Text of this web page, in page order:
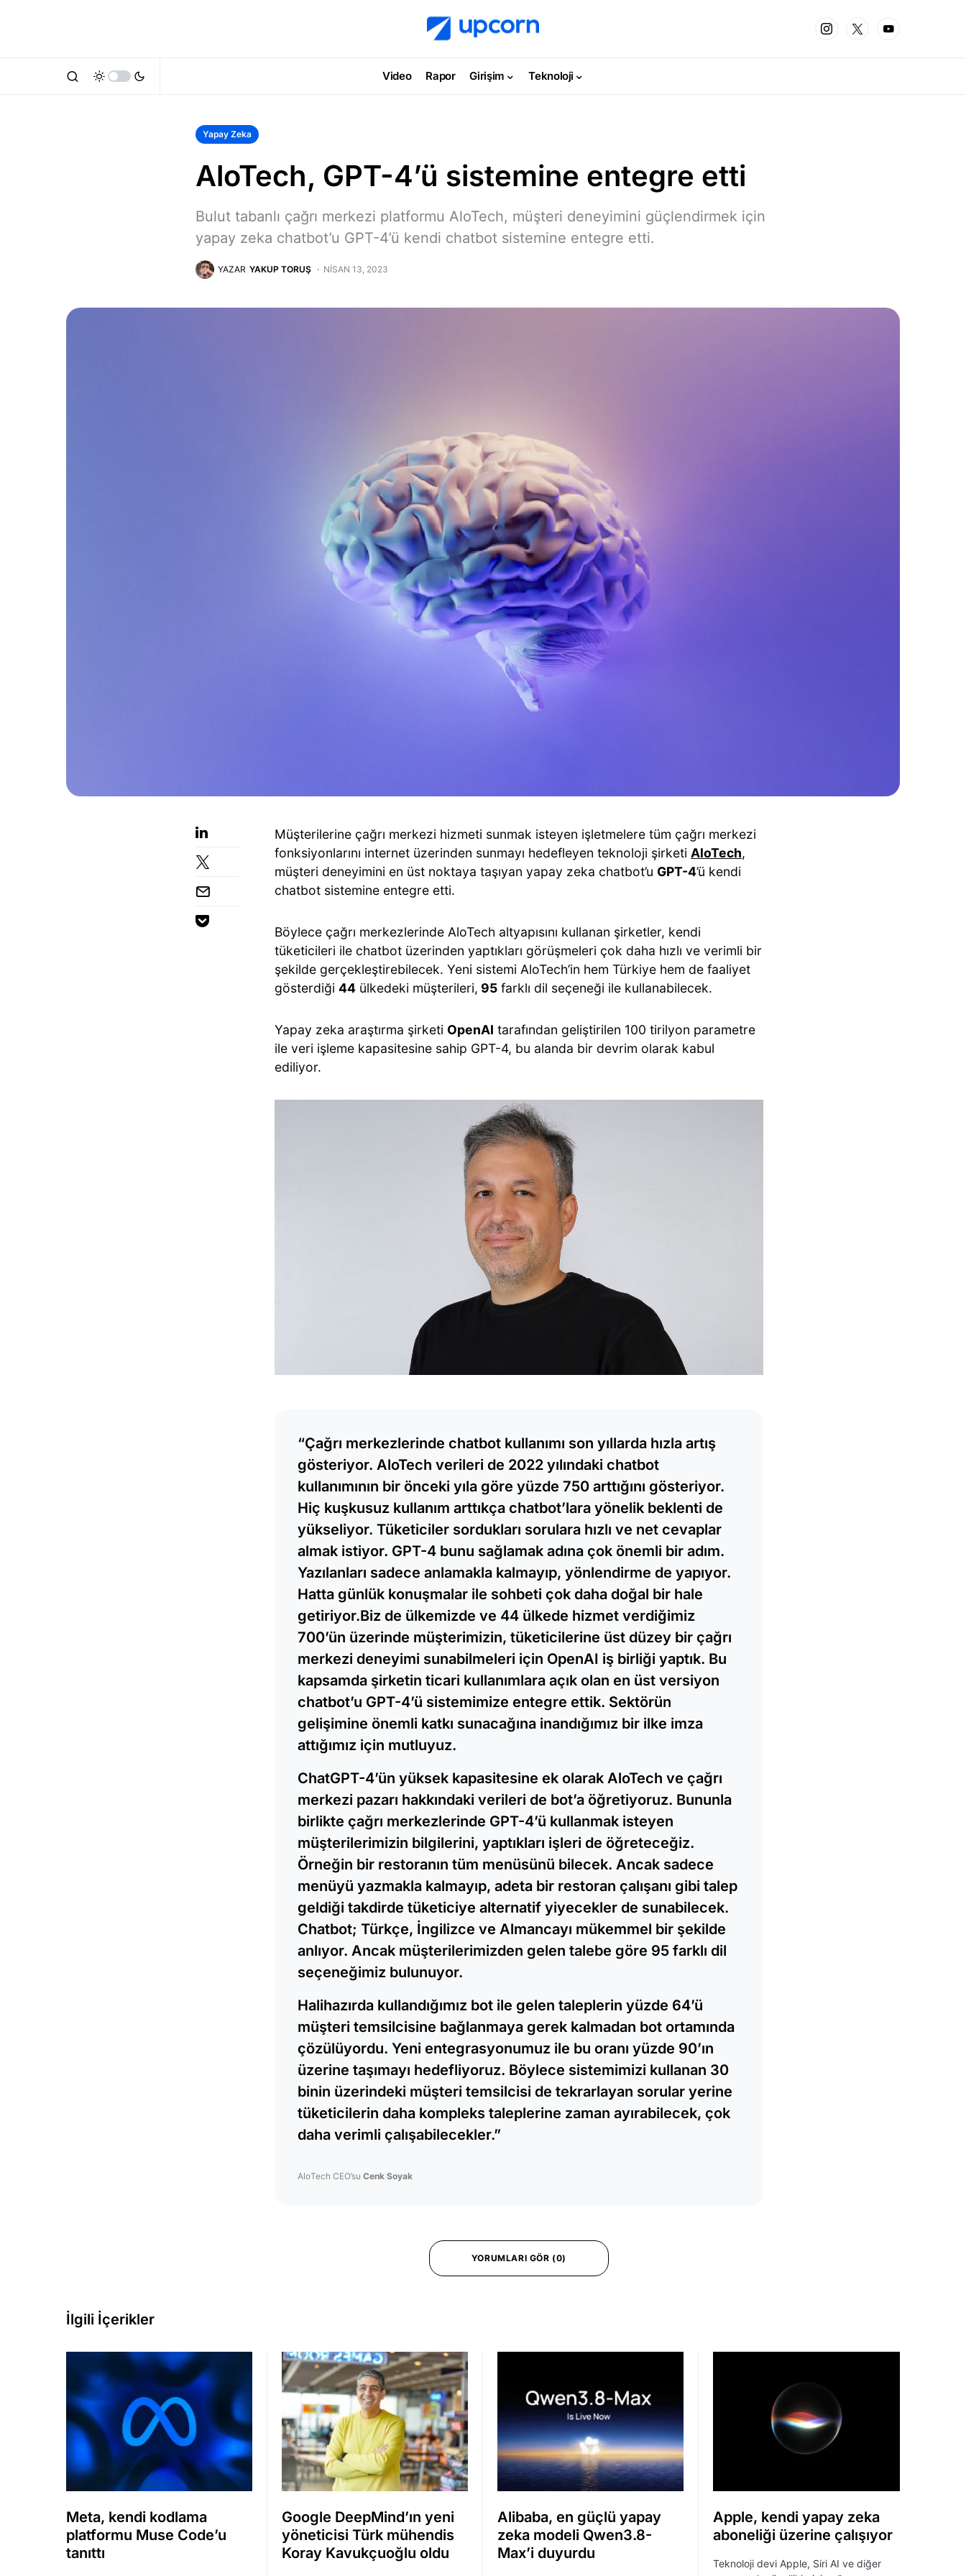
Video Rapor Girişim Teknoloji
Yapay Zeka
AloTech, GPT-4’ü sistemine entegre etti
Bulut tabanlı çağrı merkezi platformu AloTech, müşteri deneyimini güçlendirmek için
yapay zeka chatbot’u GPT-4’ü kendi chatbot sistemine entegre etti.
YAZAR YAKUP TORUŞ NISAN 13, 2023
Müşterilerine çağrı merkezi hizmeti sunmak isteyen işletmelere tüm çağrı merkezi
fonksiyonlarını internet üzerinden sunmayı hedefleyen teknoloji şirketi AloTech,
müşteri deneyimini en üst noktaya taşıyan yapay zeka chatbot’u GPT-4’ü kendi
chatbot sistemine entegre etti.
Böylece çağrı merkezlerinde AloTech altyapısını kullanan şirketler, kendi
tüketicileri ile chatbot üzerinden yaptıkları görüşmeleri çok daha hızlı ve verimli bir
şekilde gerçekleştirebilecek. Yeni sistemi AloTech’in hem Türkiye hem de faaliyet
gösterdiği 44 ülkedeki müşterileri, 95 farklı dil seçeneği ile kullanabilecek.
Yapay zeka araştırma şirketi OpenAI tarafından geliştirilen 100 tirilyon parametre
ile veri işleme kapasitesine sahip GPT-4, bu alanda bir devrim olarak kabul
ediliyor.
“Çağrı merkezlerinde chatbot kullanımı son yıllarda hızla artış
gösteriyor. AloTech verileri de 2022 yılındaki chatbot
kullanımının bir önceki yıla göre yüzde 750 arttığını gösteriyor.
Hiç kuşkusuz kullanım arttıkça chatbot’lara yönelik beklenti de
yükseliyor. Tüketiciler sordukları sorulara hızlı ve net cevaplar
almak istiyor. GPT-4 bunu sağlamak adına çok önemli bir adım.
Yazılanları sadece anlamakla kalmayıp, yönlendirme de yapıyor.
Hatta günlük konuşmalar ile sohbeti çok daha doğal bir hale
getiriyor.Biz de ülkemizde ve 44 ülkede hizmet verdiğimiz
700’ün üzerinde müşterimizin, tüketicilerine üst düzey bir çağrı
merkezi deneyimi sunabilmeleri için OpenAI iş birliği yaptık. Bu
kapsamda şirketin ticari kullanımlara açık olan en üst versiyon
chatbot’u GPT-4’ü sistemimize entegre ettik. Sektörün
gelişimine önemli katkı sunacağına inandığımız bir ilke imza
attığımız için mutluyuz.
ChatGPT-4’ün yüksek kapasitesine ek olarak AloTech ve çağrı
merkezi pazarı hakkındaki verileri de bot’a öğretiyoruz. Bununla
birlikte çağrı merkezlerinde GPT-4’ü kullanmak isteyen
müşterilerimizin bilgilerini, yaptıkları işleri de öğreteceğiz.
Örneğin bir restoranın tüm menüsünü bilecek. Ancak sadece
menüyü yazmakla kalmayıp, adeta bir restoran çalışanı gibi talep
geldiği takdirde tüketiciye alternatif yiyecekler de sunabilecek.
Chatbot; Türkçe, İngilizce ve Almancayı mükemmel bir şekilde
anlıyor. Ancak müşterilerimizden gelen talebe göre 95 farklı dil
seçeneğimiz bulunuyor.
Halihazırda kullandığımız bot ile gelen taleplerin yüzde 64’ü
müşteri temsilcisine bağlanmaya gerek kalmadan bot ortamında
çözülüyordu. Yeni entegrasyonumuz ile bu oranı yüzde 90’ın
üzerine taşımayı hedefliyoruz. Böylece sistemimizi kullanan 30
binin üzerindeki müşteri temsilcisi de tekrarlayan sorular yerine
tüketicilerin daha kompleks taleplerine zaman ayırabilecek, çok
daha verimli çalışabilecekler.”
AloTech CEO’su Cenk Soyak
YORUMLARI GÖR (0)
İlgili İçerikler
Meta, kendi kodlama
platformu Muse Code’u
tanıttı
Google DeepMind’ın yeni
yöneticisi Türk mühendis
Koray Kavukçuoğlu oldu
Alibaba, en güçlü yapay
zeka modeli Qwen3.8-
Max’i duyurdu
Apple, kendi yapay zeka
aboneliği üzerine çalışıyor
Teknoloji devi Apple, Siri AI ve diğer